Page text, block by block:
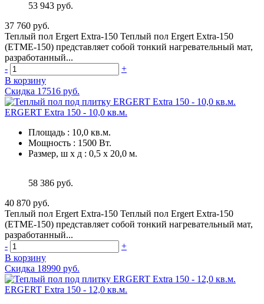
53 943 руб.
37 760 руб.
Теплый пол Ergert Extra-150 Теплый пол Ergert Extra-150
(ETME-150) представляет собой тонкий нагревательный мат,
разработанный...
-
+
В корзину
Скидка 17516 руб.
ERGERT Extra 150 - 10,0 кв.м.
Площадь : 10,0 кв.м.
Мощность : 1500 Вт.
Размер, ш х д : 0,5 х 20,0 м.
58 386 руб.
40 870 руб.
Теплый пол Ergert Extra-150 Теплый пол Ergert Extra-150
(ETME-150) представляет собой тонкий нагревательный мат,
разработанный...
-
+
В корзину
Скидка 18990 руб.
ERGERT Extra 150 - 12,0 кв.м.